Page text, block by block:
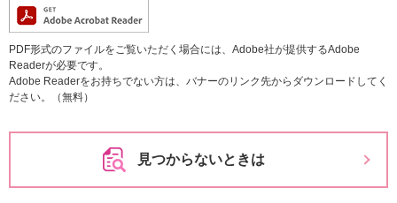
PDF形式のファイルをご覧いただく場合には、Adobe社が提供するAdobe
Readerが必要です。
Adobe Readerをお持ちでない方は、バナーのリンク先からダウンロードしてく
ださい。（無料）
見つからないときは